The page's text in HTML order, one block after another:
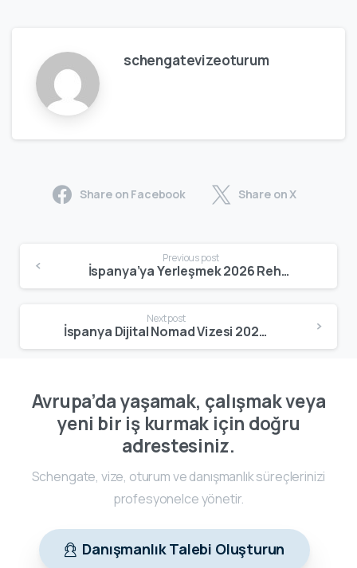
schengatevizeoturum
Share on Facebook Share on X
Previous post
İspanya’ya Yerleşmek 2026 Rehberi | Şartlar, Süreç ve Dikkat Edilmesi Gerekenler
Next post
İspanya Dijital Nomad Vizesi 2026: Şartlar, Başvuru Süreci ve Merak Edilenler
Avrupa’da yaşamak, çalışmak veya
yeni bir iş kurmak için doğru
adrestesiniz.
Schengate, vize, oturum ve danışmanlık süreçlerinizi
profesyonelce yönetir.
Danışmanlık Talebi Oluşturun